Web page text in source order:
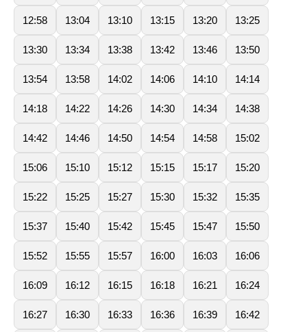
12:58 13:04 13:10 13:15 13:20 13:25
13:30 13:34 13:38 13:42 13:46 13:50
13:54 13:58 14:02 14:06 14:10 14:14
14:18 14:22 14:26 14:30 14:34 14:38
14:42 14:46 14:50 14:54 14:58 15:02
15:06 15:10 15:12 15:15 15:17 15:20
15:22 15:25 15:27 15:30 15:32 15:35
15:37 15:40 15:42 15:45 15:47 15:50
15:52 15:55 15:57 16:00 16:03 16:06
16:09 16:12 16:15 16:18 16:21 16:24
16:27 16:30 16:33 16:36 16:39 16:42